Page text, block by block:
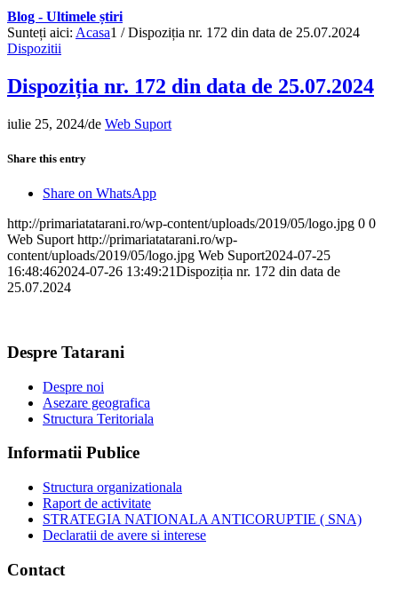
Blog - Ultimele știri
Sunteți aici: Acasa1 / Dispoziția nr. 172 din data de 25.07.2024
Dispozitii
Dispoziția nr. 172 din data de 25.07.2024
iulie 25, 2024/de Web Suport
Share this entry
Share on WhatsApp
http://primariatatarani.ro/wp-content/uploads/2019/05/logo.jpg 0 0
Web Suport http://primariatatarani.ro/wp-
content/uploads/2019/05/logo.jpg Web Suport2024-07-25
16:48:462024-07-26 13:49:21Dispoziția nr. 172 din data de
25.07.2024
Despre Tatarani
Despre noi
Asezare geografica
Structura Teritoriala
Informatii Publice
Structura organizationala
Raport de activitate
STRATEGIA NATIONALA ANTICORUPTIE ( SNA)
Declaratii de avere si interese
Contact